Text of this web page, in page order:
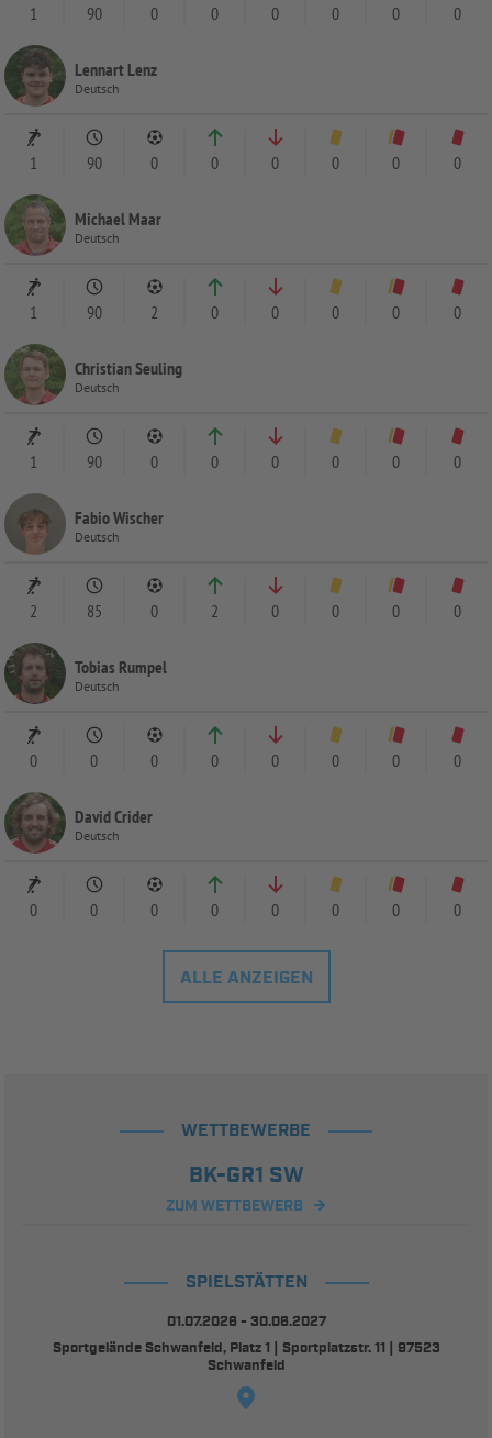
1 90 0 0 0 0 0 0
Lennart Lenz
Deutsch
1 90 0 0 0 0 0 0
Michael Maar
Deutsch
1 90 2 0 0 0 0 0
Christian Seuling
Deutsch
1 90 0 0 0 0 0 0
Fabio Wischer
Deutsch
2 85 0 2 0 0 0 0
Tobias Rumpel
Deutsch
0 0 0 0 0 0 0 0
David Crider
Deutsch
0 0 0 0 0 0 0 0
ALLE ANZEIGEN
WETTBEWERBE
BK-GR1 SW
ZUM WETTBEWERB
SPIELSTÄTTEN
01.07.2026 - 30.06.2027
Sportgelände Schwanfeld, Platz 1 | Sportplatzstr. 11 | 97523
Schwanfeld